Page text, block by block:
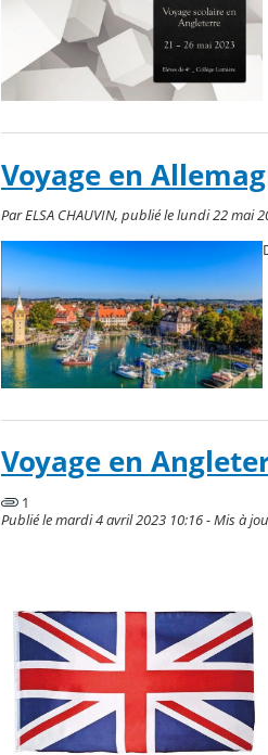
Voyage en
Par ELSA CHAUVIN, publié le lundi 22 mai
Voyage en
1
Publié le mardi 4 avril 2023 10:16 - Mis à